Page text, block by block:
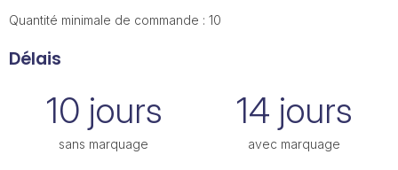
Quantité minimale de commande : 10
Délais
10 jours
sans marquage
14 jours
avec marquage